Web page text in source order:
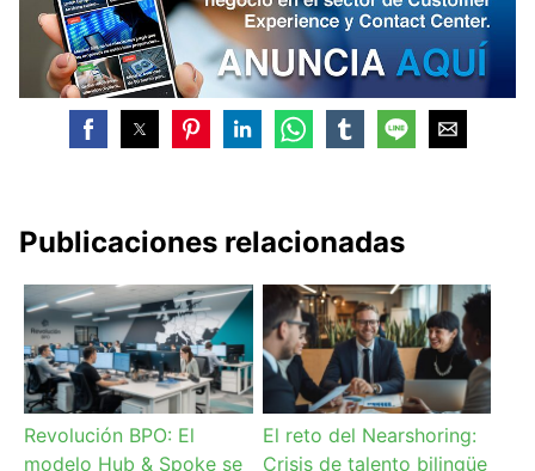
Publicaciones relacionadas
Revolución BPO: El
modelo Hub & Spoke se
El reto del Nearshoring:
Crisis de talento bilingüe